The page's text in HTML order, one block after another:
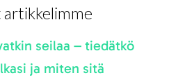
artikkelimme
seilaa – tiedätkö
ja miten sitä